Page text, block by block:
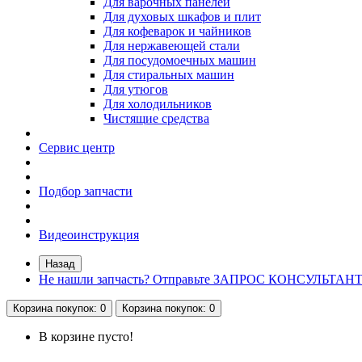
Для духовых шкафов и плит
Для кофеварок и чайников
Для нержавеющей стали
Для посудомоечных машин
Для стиральных машин
Для утюгов
Для холодильников
Чистящие средства
Сервис центр
Подбор запчасти
Видеоинструкция
Назад
Не нашли запчасть? Отправьте ЗАПРОС
Корзинапокупок: 0 Корзинапокупок: 0
В корзине пусто!